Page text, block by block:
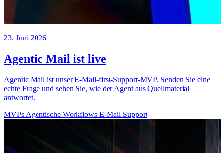
23. Juni 2026
Agentic Mail ist live
Agentic Mail ist unser E-Mail-first-Support-MVP. Senden Sie eine
echte Frage und sehen Sie, wie der Agent aus Quellmaterial
antwortet.
MVPs Agentische Workflows E-Mail Support